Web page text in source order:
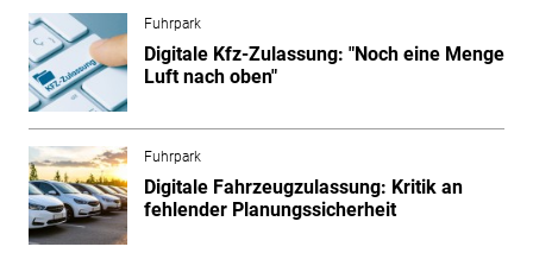
Fuhrpark
Digitale Kfz-Zulassung: "Noch eine Menge
Luft nach oben"
Fuhrpark
Digitale Fahrzeugzulassung: Kritik an
fehlender Planungssicherheit